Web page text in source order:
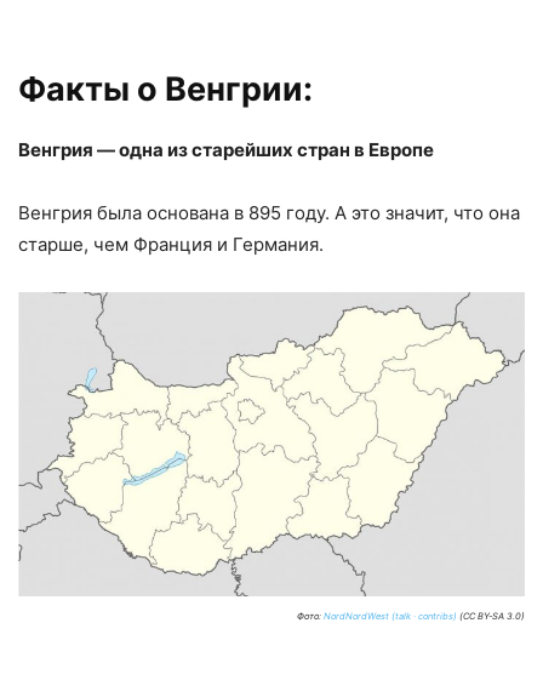
Факты о Венгрии:
Венгрия — одна из старейших стран в Европе
Венгрия была основана в 895 году. А это значит, что она
старше, чем Франция и Германия.
Фото: NordNordWest (talk · contribs) (CC BY-SA 3.0)